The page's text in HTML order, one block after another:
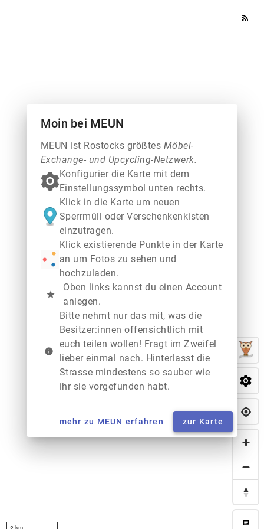
rss_feed
chat
Moin bei MEUN
MEUN ist Rostocks größtes Möbel-
Exchange- und Upcycling-Netzwerk.
Konfigurier die Karte mit dem
Einstellungssymbol unten rechts.
Klick in die Karte um neuen
Sperrmüll oder Verschenkenkisten
einzutragen.
Klick existierende Punkte in der Karte
an um Fotos zu sehen und
hochzuladen.
star
Oben links kannst du einen Account
anlegen.
info
Bitte nehmt nur das mit, was die
Besitzer:innen offensichtlich mit
euch teilen wollen! Fragt im Zweifel
lieber einmal nach. Hinterlasst die
Strasse mindestens so sauber wie
ihr sie vorgefunden habt.
mehr zu MEUN erfahren zur Karte